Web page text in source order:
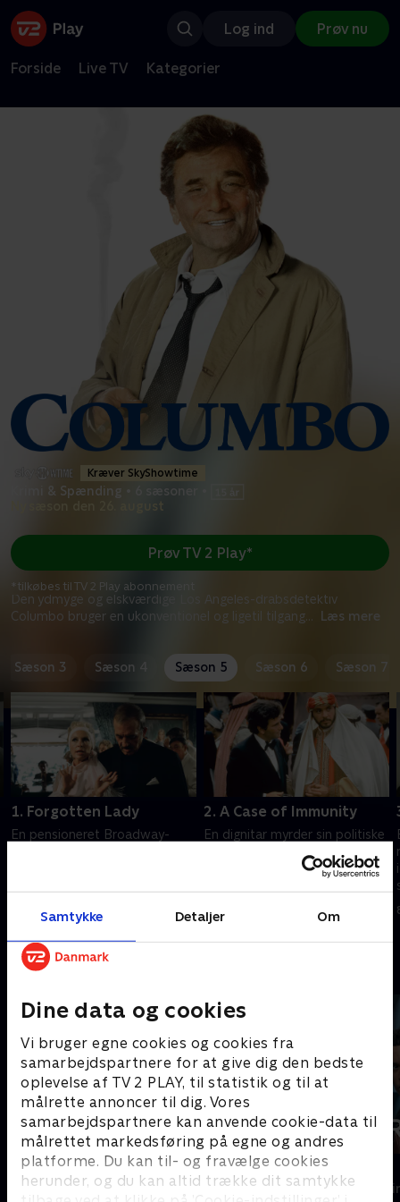
Samtykke Detaljer Om
Dine data og cookies
Vi bruger egne cookies og cookies fra
samarbejdspartnere for at give dig den bedste
oplevelse af TV 2 PLAY, til statistik og til at
målrette annoncer til dig. Vores
samarbejdspartnere kan anvende cookie-data til
målrettet markedsføring på egne og andres
platforme. Du kan til- og fravælge cookies
herunder, og du kan altid trække dit samtykke
Log ind Prøv nu
Forside Live TV Kategorier
Kræver SkyShowtime
Krimi & Spænding 6 sæsoner
Ny sæson den 26. august
Den ydmyge og elskværdige Los Angeles-drabsdetektiv
Columbo bruger en ukonventionel og ligetil tilgang... Læs mere
Prøv TV 2 Play*
*tilkøbes til TV 2 Play abonnement
Sæson 3 Sæson 4 Sæson 5 Sæson 6 Sæson 7
1. Forgotten Lady
En pensioneret Broadway-
musicals.
8. december 2023 • 93 min
2. A Case of Immunity
En dignitar myrder sin politiske
rival og skjuler derefter
forbrydelsen som en del af et
for det.
8. december 2023 • 71 min
Andre så også
Maria Wern
Krimi & Spænding • 3 sæsoner
Fartblind
Krimi &